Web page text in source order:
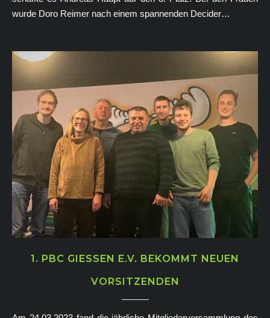
wurde Doro Reimer nach einem spannenden Decider…
1. PBC GIESSEN E.V. BEKOMMT NEUEN V
ORSITZENDEN